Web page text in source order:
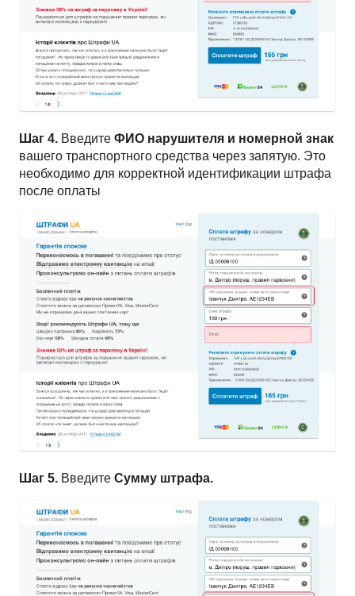
Шаг 4. Введите ФИО нарушителя и номерной знак
вашего транспортного средства через запятую. Это
необходимо для корректной идентификации штрафа
после оплаты
Шаг 5. Введите Сумму штрафа.